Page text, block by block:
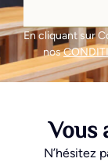
En cliquant sur
nos
Vous
N’hésitez